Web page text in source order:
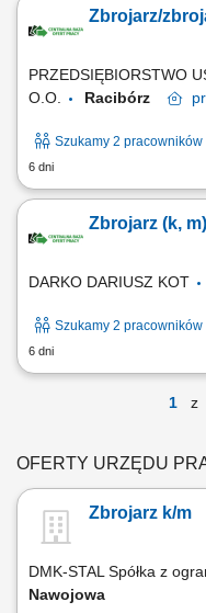
Zbrojarz/
PRZEDSIĘBIORSTWO
O.O.
Racibórz
Szukamy 2 pracowników
6 dni
Zbrojarz (k, m)
DARKO DARIUSZ KOT
Szukamy 2 pracowników
6 dni
1 z
OFERTY URZĘDU
Zbrojarz k/m
DMK-STAL Spółka z
Nawojowa